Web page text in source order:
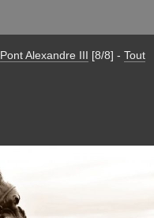
Pont Alexandre III [8/8] - Tout